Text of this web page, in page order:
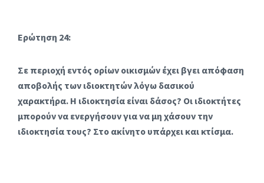
Ερώτηση 24:
Σε περιοχή εντός ορίων οικισμών έχει βγει απόφαση
αποβολής των ιδιοκτητών λόγω δασικού
χαρακτήρα. Η ιδιοκτησία είναι δάσος? Οι ιδιοκτήτες
μπορούν να ενεργήσουν για να μη χάσουν την
ιδιοκτησία τους? Στο ακίνητο υπάρχει και κτίσμα.